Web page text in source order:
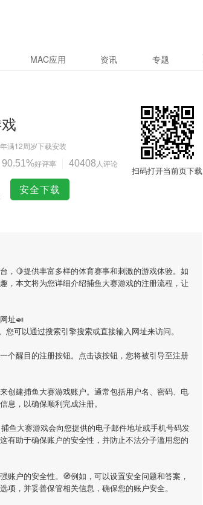
MAC应用 资讯 专题
年满12周岁下载安装
90.51%好评率 40408 人评论
安全下载
扫码打开当前页下载
，🍋提供丰富多样的体育赛事和刺激的游戏体验。如
，本文将为您详细介绍捕鱼大赛游戏的注册流程，让
址🍛
可以通过搜索引擎搜索或直接输入网址来访问。
个醒目的注册按钮。点击该按钮，您将被引导至注册
创建捕鱼大赛游戏账户。通常包括用户名、密码、电
息，以确保顺利完成注册。
捕鱼大赛游戏会向您提供的电子邮件地址或手机号码发
有助于确保账户的安全性，并防止不法分子滥用您的
账户的安全性。🧭例如，可以设置安全问题和答案，
，并妥善保管相关信息，确保您的账户安全。